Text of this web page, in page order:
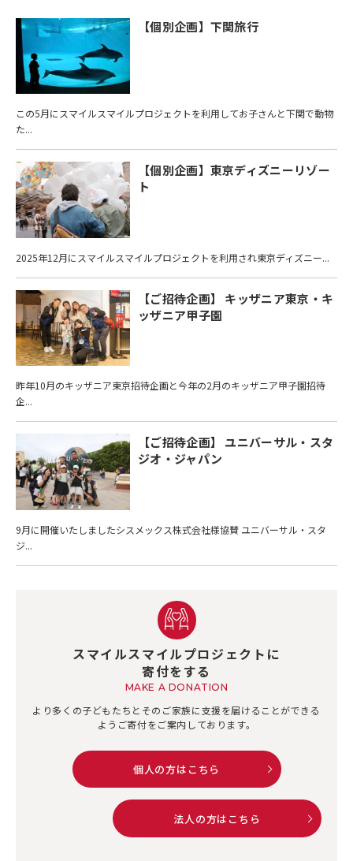
【個別企画】下関旅行
この5月にスマイルスマイルプロジェクトを利用してお子さんと下関で動物
た...
【個別企画】東京ディズニーリゾー
ト
2025年12月にスマイルスマイルプロジェクトを利用され東京ディズニー...
【ご招待企画】 キッザニア東京・キ
ッザニア甲子園
昨年10月のキッザニア東京招待企画と今年の2月のキッザニア甲子園招待
企...
【ご招待企画】 ユニバーサル・スタ
ジオ・ジャパン
9月に開催いたしましたシスメックス株式会社様協賛 ユニバーサル・スタ
ジ...
スマイルスマイルプロジェクトに
寄付をする
MAKE A DONATION
より多くの子どもたちとそのご家族に支援を届けることができる
ようご寄付をご案内しております。
個人の方はこちら
法人の方はこちら